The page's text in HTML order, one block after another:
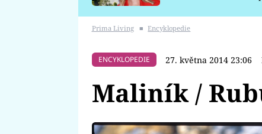
Prima Living ■ Encyklopedie
ENCYKLOPEDIE 27. května 2014 23:06
Maliník /